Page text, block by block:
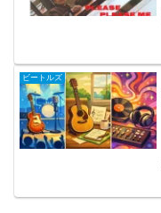
ビートルズ